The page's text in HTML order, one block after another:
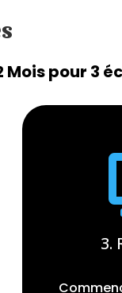
Mois pour 3
3.